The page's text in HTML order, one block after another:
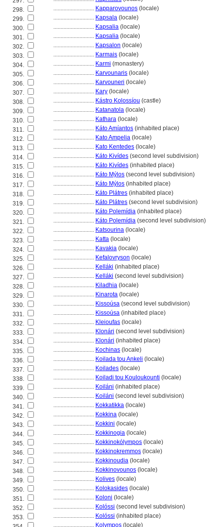
298.
............................ Kapparovounos (locale)
299.
............................ Kapsala (locale)
300.
............................ Kapsalia (locale)
301.
............................ Kapsalia (locale)
302.
............................ Kapsalon (locale)
303.
............................ Karmais (locale)
304.
............................ Karmi (monastery)
305.
............................ Karvounaris (locale)
306.
............................ Karvouneri (locale)
307.
............................ Kary (locale)
308.
............................ Kástro Kolossíou (castle)
309.
............................ Katanatola (locale)
310.
............................ Kathara (locale)
311.
............................ Káto Amíantos (inhabited place)
312.
............................ Kato Ampelia (locale)
313.
............................ Kato Kentedes (locale)
314.
............................ Káto Kivídes (second level subdivision)
315.
............................ Káto Kivídes (inhabited place)
316.
............................ Káto Mýlos (second level subdivision)
317.
............................ Káto Mýlos (inhabited place)
318.
............................ Káto Plátres (inhabited place)
319.
............................ Káto Plátres (second level subdivision)
320.
............................ Káto Polemídia (inhabited place)
321.
............................ Káto Polemídia (second level subdivision)
322.
............................ Katsourina (locale)
323.
............................ Katta (locale)
324.
............................ Kavakia (locale)
325.
............................ Kefalovryson (locale)
326.
............................ Kelláki (inhabited place)
327.
............................ Kelláki (second level subdivision)
328.
............................ Kiladhia (locale)
329.
............................ Kinarota (locale)
330.
............................ Kissoúsa (second level subdivision)
331.
............................ Kissoúsa (inhabited place)
332.
............................ Kleioufas (locale)
333.
............................ Klonári (second level subdivision)
334.
............................ Klonári (inhabited place)
335.
............................ Kochinas (locale)
336.
............................ Koilada tou Ankeli (locale)
337.
............................ Koilades (locale)
338.
............................ Koiladi tou Kouloukounti (locale)
339.
............................ Koiláni (inhabited place)
340.
............................ Koiláni (second level subdivision)
341.
............................ Kokkatikka (locale)
342.
............................ Kokkina (locale)
343.
............................ Kokkini (locale)
344.
............................ Kokkinogia (locale)
345.
............................ Kokkinokólympos (locale)
346.
............................ Kokkinokremmos (locale)
347.
............................ Kokkinoudia (locale)
348.
............................ Kokkinovounos (locale)
349.
............................ Kolives (locale)
350.
............................ Kolokasides (locale)
351.
............................ Koloni (locale)
352.
............................ Kolóssi (second level subdivision)
353.
............................ Kolóssi (inhabited place)
............................ Kolympos (locale)